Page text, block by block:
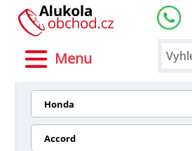
Menu
Honda
Accord